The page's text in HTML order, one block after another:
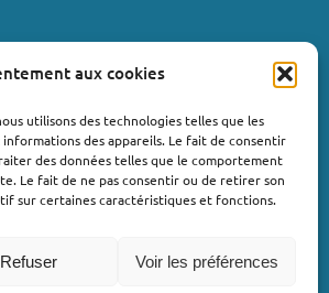
aux cookies
utilisons des technologies telles que les
des appareils. Le fait de consentir
des données telles que le comportement
Le fait de ne pas consentir ou de retirer son
sur certaines caractéristiques et fonctions.
Refuser Voir les préférences